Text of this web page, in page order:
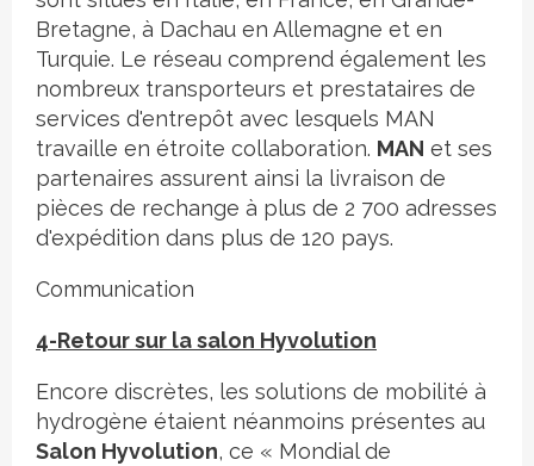
Bretagne, à Dachau en Allemagne et en
Turquie. Le réseau comprend également les
nombreux transporteurs et prestataires de
services d'entrepôt avec lesquels MAN
travaille en étroite collaboration. MAN et ses
partenaires assurent ainsi la livraison de
pièces de rechange à plus de 2 700 adresses
d'expédition dans plus de 120 pays.
Communication
4-Retour sur la salon Hyvolution
Encore discrètes, les solutions de mobilité à
hydrogène étaient néanmoins présentes au
Salon Hyvolution, ce « Mondial de